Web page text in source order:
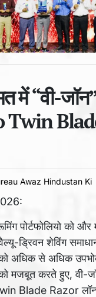
में “वी-
Twin
Awaz Hindustan Ki
पोर्टफोलियो को
ड्रिवन शेविंग
को अधिक से अधिक
को मजबूत करते हुए, वी-
Blade Razor